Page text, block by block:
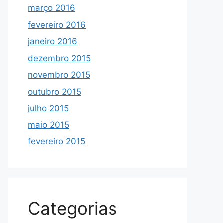
março 2016
fevereiro 2016
janeiro 2016
dezembro 2015
novembro 2015
outubro 2015
julho 2015
maio 2015
fevereiro 2015
Categorias